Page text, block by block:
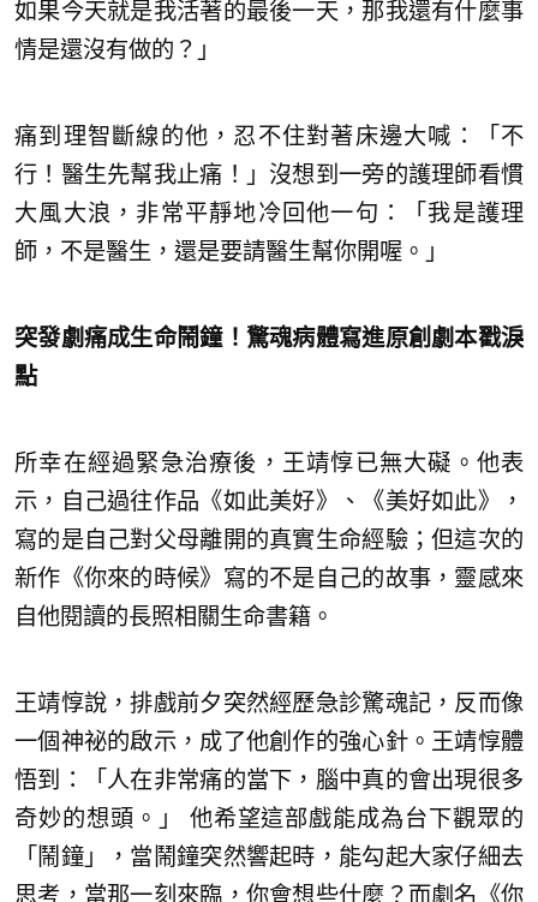
如果今天就是我活著的最後一天，那我還有什麼事
情是還沒有做的？」
痛到理智斷線的他，忍不住對著床邊大喊：「不
行！醫生先幫我止痛！」沒想到一旁的護理師看慣
大風大浪，非常平靜地冷回他一句：「我是護理
師，不是醫生，還是要請醫生幫你開喔。」
突發劇痛成生命鬧鐘！驚魂病體寫進原創劇本戳淚
點
所幸在經過緊急治療後，王靖惇已無大礙。他表
示，自己過往作品《如此美好》、《美好如此》，
寫的是自己對父母離開的真實生命經驗；但這次的
新作《你來的時候》寫的不是自己的故事，靈感來
自他閱讀的長照相關生命書籍。
王靖惇說，排戲前夕突然經歷急診驚魂記，反而像
一個神祕的啟示，成了他創作的強心針。王靖惇體
悟到：「人在非常痛的當下，腦中真的會出現很多
奇妙的想頭。」 他希望這部戲能成為台下觀眾的
「鬧鐘」，當鬧鐘突然響起時，能勾起大家仔細去
思考，當那一刻來臨，你會想些什麼？而劇名《你